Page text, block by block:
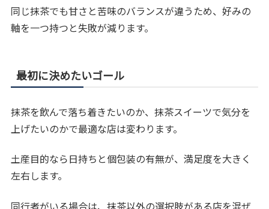
同じ抹茶でも甘さと苦味のバランスが違うため、好みの
軸を一つ持つと失敗が減ります。
最初に決めたいゴール
抹茶を飲んで落ち着きたいのか、抹茶スイーツで気分を
上げたいのかで最適な店は変わります。
土産目的なら日持ちと個包装の有無が、満足度を大きく
左右します。
同行者がいる場合は、抹茶以外の選択肢がある店を混ぜ